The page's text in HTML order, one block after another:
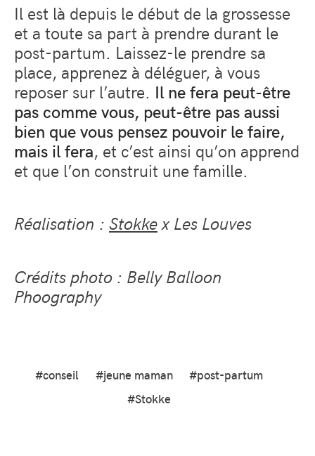
Il est là depuis le début de la grossesse
et a toute sa part à prendre durant le
post-partum. Laissez-le prendre sa
place, apprenez à déléguer, à vous
reposer sur l’autre. Il ne fera peut-être
pas comme vous, peut-être pas aussi
bien que vous pensez pouvoir le faire,
mais il fera, et c’est ainsi qu’on apprend
et que l’on construit une famille.
Réalisation : Stokkex Les Louves
Crédits photo : Belly Balloon
Phoography
#conseil #jeune maman
#post-partum
#Stokke